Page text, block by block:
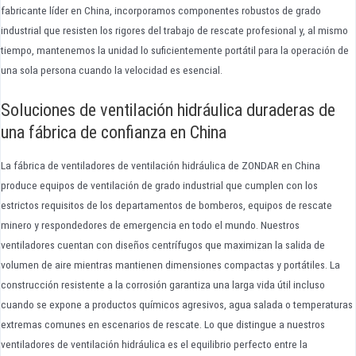
fabricante líder en China, incorporamos componentes robustos de grado
industrial que resisten los rigores del trabajo de rescate profesional y, al mismo
tiempo, mantenemos la unidad lo suficientemente portátil para la operación de
una sola persona cuando la velocidad es esencial.
Soluciones de ventilación hidráulica duraderas de
una fábrica de confianza en China
La fábrica de ventiladores de ventilación hidráulica de ZONDAR en China
produce equipos de ventilación de grado industrial que cumplen con los
estrictos requisitos de los departamentos de bomberos, equipos de rescate
minero y respondedores de emergencia en todo el mundo. Nuestros
ventiladores cuentan con diseños centrífugos que maximizan la salida de
volumen de aire mientras mantienen dimensiones compactas y portátiles. La
construcción resistente a la corrosión garantiza una larga vida útil incluso
cuando se expone a productos químicos agresivos, agua salada o temperaturas
extremas comunes en escenarios de rescate. Lo que distingue a nuestros
ventiladores de ventilación hidráulica es el equilibrio perfecto entre la